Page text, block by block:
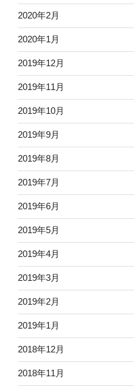
2020年2月
2020年1月
2019年12月
2019年11月
2019年10月
2019年9月
2019年8月
2019年7月
2019年6月
2019年5月
2019年4月
2019年3月
2019年2月
2019年1月
2018年12月
2018年11月